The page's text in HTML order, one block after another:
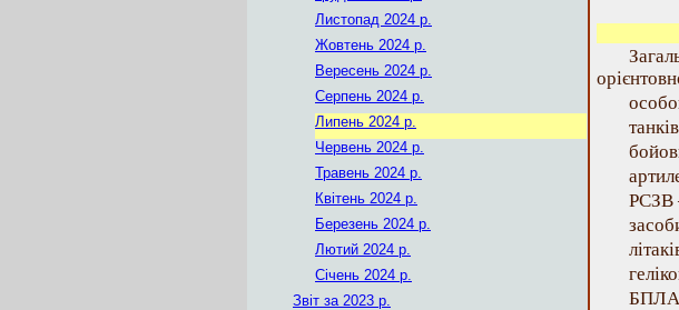
Листопад 2024 р.
Жовтень 2024 р.
Вересень 2024 р.
Серпень 2024 р.
Липень 2024 р.
Червень 2024 р.
Травень 2024 р.
Квітень 2024 р.
Березень 2024 р.
Лютий 2024 р.
Січень 2024 р.
Звіт за 2023 р.
РСЗВ
БПЛА